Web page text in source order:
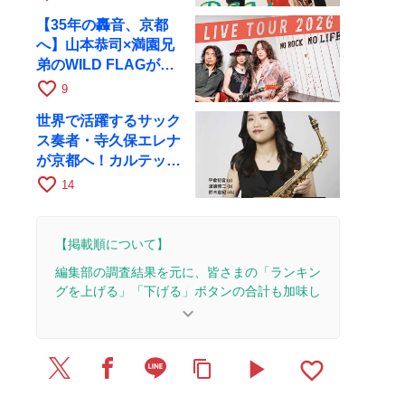
【35年の轟音、京都
へ】山本恭司×満園兄
弟のWILD FLAGが8
月6日にRAGでライブ
favorite_border 9
世界で活躍するサック
ス奏者・寺久保エレナ
が京都へ！カルテッ
ト・ツアー京都公演を
favorite_border 14
【掲載順について】
編集部の調査結果を元に、皆さまの「ランキン
グを上げる」「下げる」ボタンの合計も加味し
2025/7/10：記事を公開しました。
keyboard_arrow_down
content_copy play_arrow favorite_border